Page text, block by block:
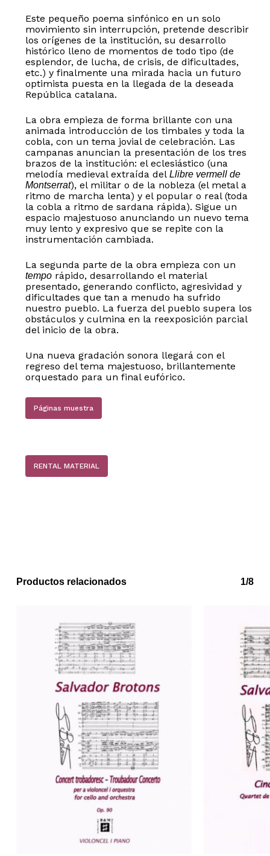
No hay productos en el carrito.
Go to shop
Este pequeño poema sinfónico en un solo
movimiento sin interrupción, pretende describir
los orígenes de la institución, su desarrollo
histórico lleno de momentos de todo tipo (de
esplendor, de lucha, de crisis, de dificultades,
etc.) y finalmente una mirada hacia un futuro
optimista puesta en la llegada de la deseada
República catalana.
La obra empieza de forma brillante con una
animada introducción de los timbales y toda la
cobla, con un tema jovial de celebración. Las
campanas anuncian la presentación de los tres
brazos de la institución: el eclesiástico (una
melodía medieval extraída del Llibre vermell de
Montserrat), el militar o de la nobleza (el metal a
ritmo de marcha lenta) y el popular o real (toda
la cobla a ritmo de sardana rápida). Sigue un
espacio majestuoso anunciando un nuevo tema
muy lento y expresivo que se repite con la
instrumentación cambiada.
La segunda parte de la obra empieza con un
temporápido, desarrollando el material
presentado, generando conflicto, agresividad y
dificultades que tan a menudo ha sufrido
nuestro pueblo. La fuerza del pueblo supera los
obstáculos y culmina en la reexposición parcial
del inicio de la obra.
Una nueva gradación sonora llegará con el
regreso del tema majestuoso, brillantemente
orquestado para un final eufórico.
Páginas muestra
RENTAL MATERIAL
Productos relacionados 1/8